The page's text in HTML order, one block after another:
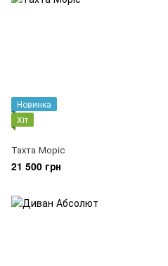
Новинка
Хіт
Тахта Моріс
21 500 грн